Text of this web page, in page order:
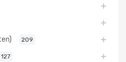
209
127